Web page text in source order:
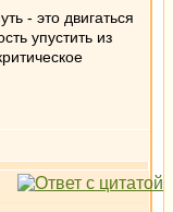
- это двигаться
упустить из